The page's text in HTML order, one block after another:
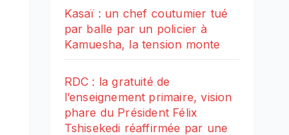
Kasaï : un chef coutumier tué
par balle par un policier à
Kamuesha, la tension monte
RDC : la gratuité de
l’enseignement primaire, vision
phare du Président Félix
Tshisekedi réaffirmée par une